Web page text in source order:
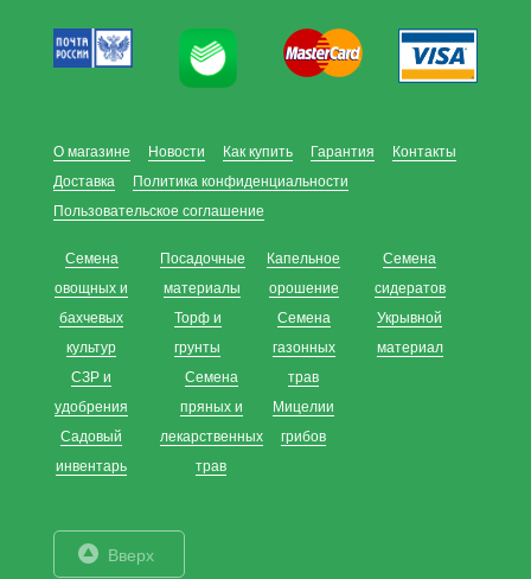
О магазине Новости Как купить Гарантия
Контакты
Доставка
Политика конфиденциальности
Пользовательское соглашение
Семена
овощных и
бахчевых
культур
СЗР и
удобрения
Садовый
инвентарь
Посадочные
материалы
Торф и
грунты
Семена
пряных и
лекарственных
трав
Капельное
орошение
Семена
газонных
трав
Мицелии
грибов
Семена
сидератов
Укрывной
материал
Вверх